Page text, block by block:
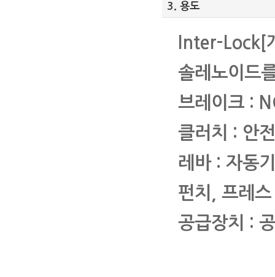
3. 용도
Inter-Lock[
솔레노이드
브레이크 :
클러치 : 안
레바 : 자동
펀치, 프레
공급장치 :